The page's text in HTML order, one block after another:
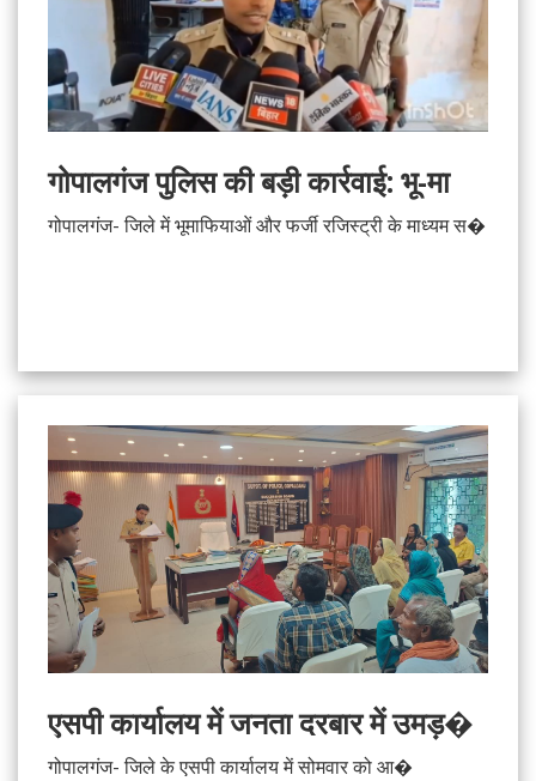
गोपालगंज पुलिस की बड़ी कार्रवाई: भू-मा
गोपालगंज- जिले में भूमाफियाओं और फर्जी रजिस्ट्री के माध्यम स�
एसपी कार्यालय में जनता दरबार में उमड़�
गोपालगंज- जिले के एसपी कार्यालय में सोमवार को आ�